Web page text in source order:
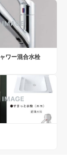
ワー混合水栓